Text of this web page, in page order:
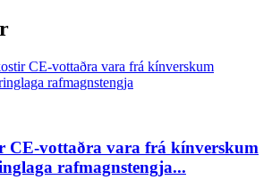
CE-vottaðra vara frá kínverskum
rafmagnstengja...